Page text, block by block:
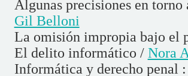
Algunas precisiones en
Gil Belloni
La omisión impropia bajo el
El delito informático / Nora
Informática y derecho